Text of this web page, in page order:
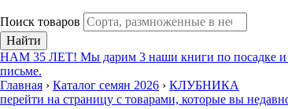
Поиск товаров
Найти
НАМ 35 ЛЕТ! Мы дарим 3 наши книги по посадке и
письме.
Главная › Каталог семян 2026 › КЛУБНИКА
перейти на страницу с товарами, которые вы